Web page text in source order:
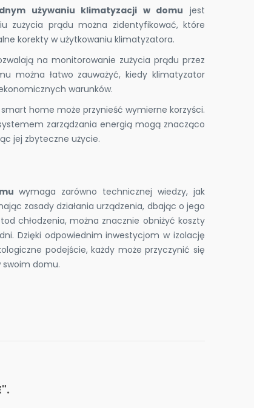
używaniu klimatyzacji w domu jest
zużycia prądu można zidentyfikować, które
korekty w użytkowaniu klimatyzatora.
na monitorowanie zużycia prądu przez
można łatwo zauważyć, kiedy klimatyzator
warunków.
home może przynieść wymierne korzyści.
zarządzania energią mogą znacząco
jej zbyteczne użycie.
wymaga zarówno technicznej wiedzy, jak
zasady działania urządzenia, dbając o jego
chłodzenia, można znacznie obniżyć koszty
Dzięki odpowiednim inwestycjom w izolację
podejście, każdy może przyczynić się
swoim domu.